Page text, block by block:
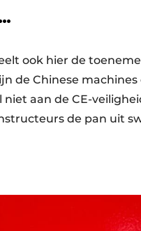
ook hier de
de Chinese
aan de CE-
de pan uit